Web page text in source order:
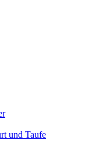
und Taufe